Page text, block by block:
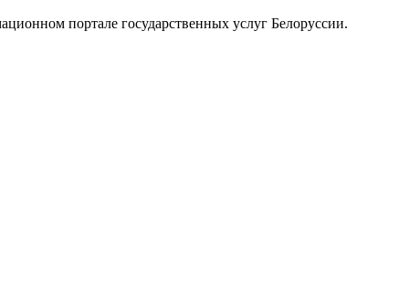
портале государственных услуг Белоруссии.